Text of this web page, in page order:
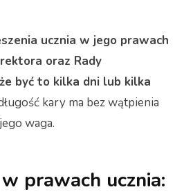
ucznia w jego prawach
oraz Rady
być to kilka dni lub kilka
kary ma bez wątpienia
waga.
prawach ucznia: